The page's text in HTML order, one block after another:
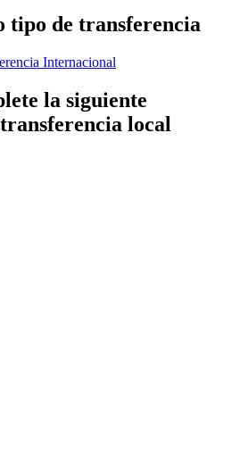
tipo de transferencia
Internacional
la siguiente
local